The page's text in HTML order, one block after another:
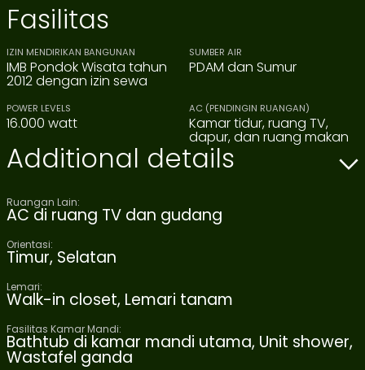
Fasilitas
IZIN MENDIRIKAN BANGUNAN
IMB Pondok Wisata tahun
2012 dengan izin sewa
SUMBER AIR
PDAM dan Sumur
POWER LEVELS
16.000 watt
AC (PENDINGIN RUANGAN)
Kamar tidur, ruang TV,
dapur, dan ruang makan
Additional details
Ruangan Lain:
AC di ruang TV dan gudang
Orientasi:
Timur, Selatan
Lemari:
Walk-in closet, Lemari tanam
Fasilitas Kamar Mandi:
Bathtub di kamar mandi utama, Unit shower,
Wastafel ganda